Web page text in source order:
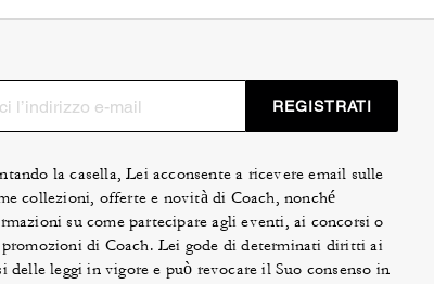
REGISTRATI
la casella, Lei acconsente a ricevere email sulle
collezioni, offerte e novità di Coach, nonché
su come partecipare agli eventi, ai concorsi o
di Coach. Lei gode di determinati diritti ai
delle leggi in vigore e può revocare il Suo consenso in